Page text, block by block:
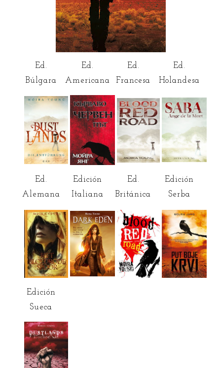
Ed.
Búlgara
Ed.
Americana
Ed.
Francesa
Ed.
Holandesa
Ed.
Alemana
Edición
Italiana
Ed.
Británica
Edición
Serba
Edición
Sueca